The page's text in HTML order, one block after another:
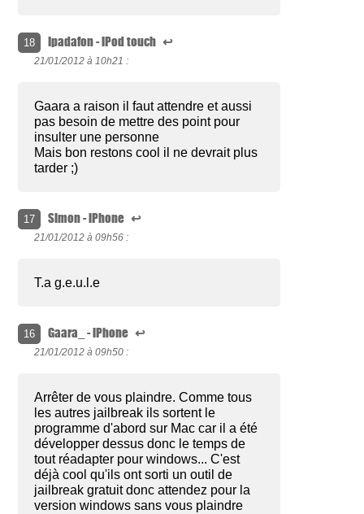
18 Ipadafon - iPod touch ↩
21/01/2012 à 10h21 :
Gaara a raison il faut attendre et aussi
pas besoin de mettre des point pour
insulter une personne
Mais bon restons cool il ne devrait plus
tarder ;)
17 Simon - iPhone ↩
21/01/2012 à 09h56 :
T.a g.e.u.l.e
16 Gaara_ - iPhone ↩
21/01/2012 à 09h50 :
Arrêter de vous plaindre. Comme tous
les autres jailbreak ils sortent le
programme d'abord sur Mac car il a été
développer dessus donc le temps de
tout réadapter pour windows... C'est
déjà cool qu'ils ont sorti un outil de
jailbreak gratuit donc attendez pour la
version windows sans vous plaindre